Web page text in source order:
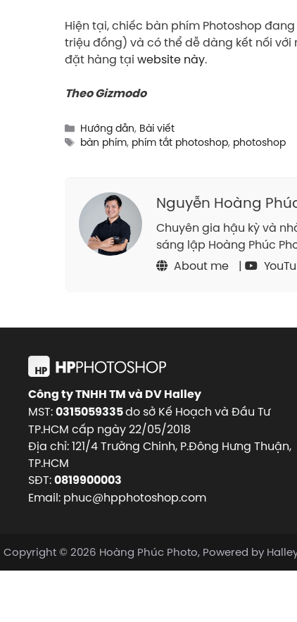
Hiện tại, chiếc bàn phím Photoshop
triệu đồng) và có thể dễ dàng kết nối
đặt hàng tại website này.
Theo Gizmodo
Categories
Hướng dẫn, Bài viết
Tags
bàn phím, phím tắt photoshop, photoshop
Nguyễn Hoàng
Chuyên gia hậu kỳ và
sáng lập Hoàng Phúc
About me
|
Công ty TNHH TM và DV Halley
MST:0315059335do sở Kế Hoạch và Đầu Tư
TP.HCM cấp ngày 22/05/2018
Địa chỉ: 121/4 Trường Chinh, P.Đông Hưng Thuận,
TP.HCM
SĐT:0819900003
Email: phuc@hpphotoshop.com
Copyright © 2026 Hoàng Phúc Photo, Powered by